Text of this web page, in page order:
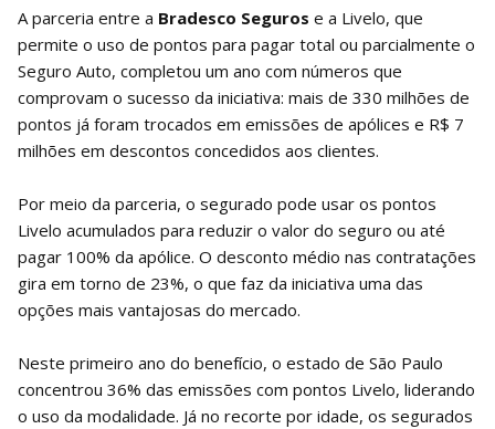
A parceria entre a Bradesco Seguros e a Livelo, que
permite o uso de pontos para pagar total ou parcialmente o
Seguro Auto, completou um ano com números que
comprovam o sucesso da iniciativa: mais de 330 milhões de
pontos já foram trocados em emissões de apólices e R$ 7
milhões em descontos concedidos aos clientes.
Por meio da parceria, o segurado pode usar os pontos
Livelo acumulados para reduzir o valor do seguro ou até
pagar 100% da apólice. O desconto médio nas contratações
gira em torno de 23%, o que faz da iniciativa uma das
opções mais vantajosas do mercado.
Neste primeiro ano do benefício, o estado de São Paulo
concentrou 36% das emissões com pontos Livelo, liderando
o uso da modalidade. Já no recorte por idade, os segurados